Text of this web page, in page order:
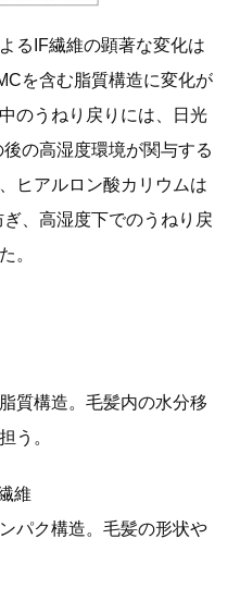
るIF繊維の顕著な変化は
を含む脂質構造に変化が
のうねり戻りには、日光
の高湿度環境が関与する
ヒアルロン酸カリウムは
、高湿度下でのうねり戻
。
質構造。毛髪内の水分移
う。
維
パク構造。毛髪の形状や